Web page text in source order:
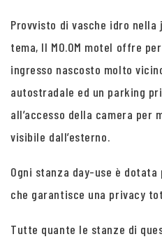
Provvisto di vasche idro
tema, Il MO.OM motel offre
ingresso nascosto molto
autostradale ed un parking
all’accesso della camera per
visibile dall’esterno.
Ogni stanza day-use è
che garantisce una privacy
Tutte quante le stanze di